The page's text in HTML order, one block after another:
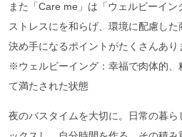
また「Care me」は「ウェルビーイ
ストレスにを和らげ、環境に配慮し
決め手になるポイントがたくさんあり
※ウェルビーイング：幸福で肉体的、
て満たされた状態
夜のバスタイムを大切に。日常の暮